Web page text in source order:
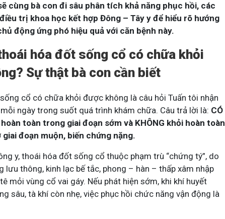
cùng bà con đi sâu phân tích khả năng phục hồi, các
trị khoa học kết hợp Đông – Tây y để hiểu rõ hướng
động ứng phó hiệu quả với căn bệnh này.
hóa đốt sống cổ có chữa khỏi
Sự thật bà con cần biết
cổ có chữa khỏi được không là câu hỏi Tuấn tôi nhận
ngày trong suốt quá trình khám chữa. Câu trả lời là: CÓ
toàn trong giai đoạn sớm và KHÔNG khỏi hoàn toàn
giai đoạn muộn, biến chứng nặng.
y, thoái hóa đốt sống cổ thuộc phạm trù “chứng tý”, do
lưu thông, kinh lạc bế tắc, phong – hàn – thấp xâm nhập
mỏi vùng cổ vai gáy. Nếu phát hiện sớm, khi khí huyết
sâu, tà khí còn nhẹ, việc phục hồi chức năng vận động là